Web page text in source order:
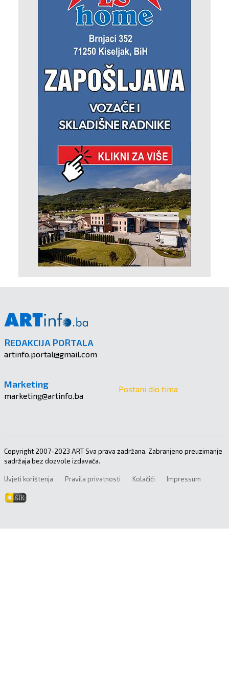
REDAKCIJA PORTALA
artinfo.portal@gmail.com
Marketing
marketing@artinfo.ba
Postani dio tima
Copyright 2007-2023 ART Sva prava zadržana. Zabranjeno preuzimanje
sadržaja bez dozvole izdavača.
Uvjeti korištenja Pravila privatnosti Kolačići Impressum